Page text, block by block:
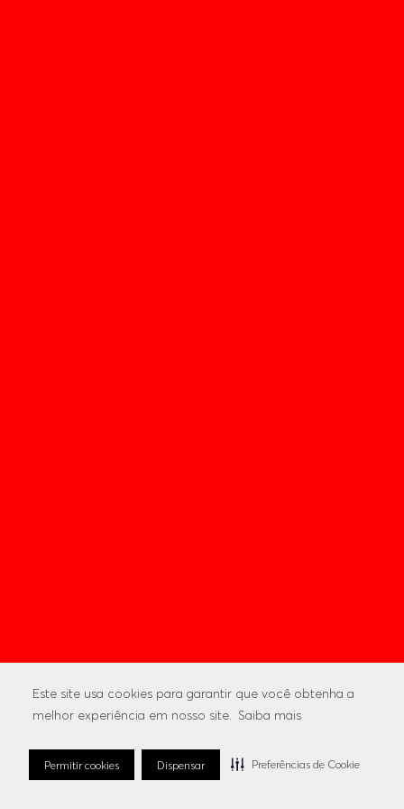
Este site usa cookies para garantir que você obtenha a
melhor experiência em nosso site. Saiba mais
Permitir cookies Dispensar Preferências de Cookie